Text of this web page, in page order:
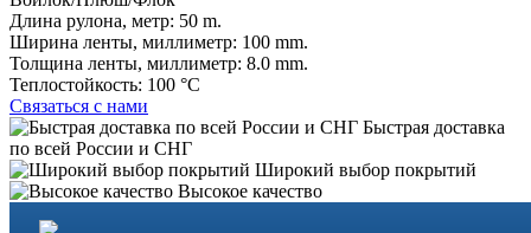
Длина рулона, метр: 50 m.
Ширина ленты, миллиметр: 100 mm.
Толщина ленты, миллиметр: 8.0 mm.
Теплостойкость: 100 °C
Связаться с нами
Быстрая доставка
по всей России и СНГ
Широкий выбор покрытий
Высокое качество